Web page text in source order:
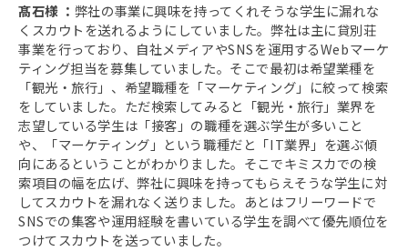
髙石様 ： 弊社の事業に興味を持ってくれそうな学生に漏れな
くスカウトを送れるようにしていました。弊社は主に貸別荘
事業を行っており、自社メディアやSNSを運用するWebマーケ
ティング担当を募集していました。そこで最初は希望業種を
「観光・旅行」、希望職種を「マーケティング」に絞って検索
をしていました。ただ検索してみると「観光・旅行」業界を
志望している学生は「接客」の職種を選ぶ学生が多いこと
や、「マーケティング」という職種だと「IT業界」を選ぶ傾
向にあるということがわかりました。そこでキミスカでの検
索項目の幅を広げ、弊社に興味を持ってもらえそうな学生に対
してスカウトを漏れなく送りました。あとはフリーワードで
SNSでの集客や運用経験を書いている学生を調べて優先順位を
つけてスカウトを送っていました。